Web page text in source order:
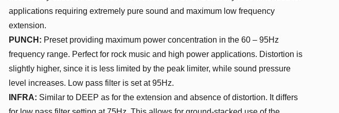
applications requiring extremely pure sound and maximum low frequency
extension.
PUNCH: Preset providing maximum power concentration in the 60 – 95Hz
frequency range. Perfect for rock music and high power applications. Distortion is
slightly higher, since it is less limited by the peak limiter, while sound pressure
level increases. Low pass filter is set at 95Hz.
INFRA: Similar to DEEP as for the extension and absence of distortion. It differs